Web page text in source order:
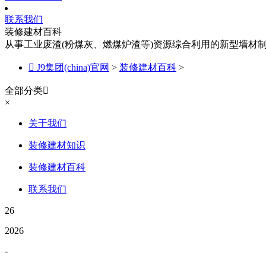
联系我们
装修建材百科
从事工业废渣(粉煤灰、燃煤炉渣等)资源综合利用的新型墙材
 J9集团(china)官网 > 装修建材百科 >
全部分类
×
关于我们
装修建材知识
装修建材百科
联系我们
26
2026
-